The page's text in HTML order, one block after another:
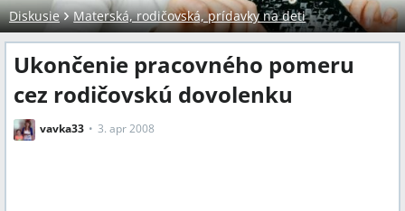
Diskusie Materská, rodičovská, prídavky na deti
Ukončenie pracovného pomeru
cez rodičovskú dovolenku
vavka33 3. apr 2008